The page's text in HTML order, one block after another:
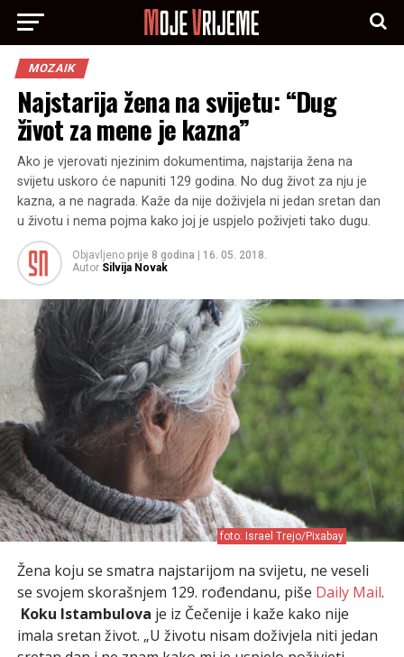
MOZAIK
Najstarija žena na svijetu: “Dug
život za mene je kazna”
Ako je vjerovati njezinim dokumentima, najstarija žena na
svijetu uskoro će napuniti 129 godina. No dug život za nju je
kazna, a ne nagrada. Kaže da nije doživjela ni jedan sretan dan
u životu i nema pojma kako joj je uspjelo poživjeti tako dugu.
Objavljeno prije 8 godina
16. 05. 2018.
Autor Silvija Novak
foto: Israel Trejo/Pixabay
Žena koju se smatra najstarijom na svijetu, ne veseli
se svojem skorašnjem 129. rođendanu, piše Daily Mail.
Koku Istambulova je iz Čečenije i kaže kako nije
imala sretan život. „U životu nisam doživjela niti jedan